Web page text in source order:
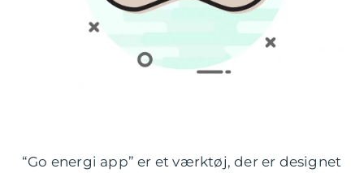
“Go energi app” er et værktøj, der er designet